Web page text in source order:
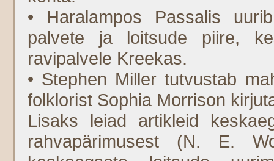
• Haralampos Passalis
palvete ja loitsude piire,
ravipalvele Kreekas.
• Stephen Miller tutvustab
folklorist Sophia Morrison
Lisaks leiad artikleid
rahvapärimusest (N. E.